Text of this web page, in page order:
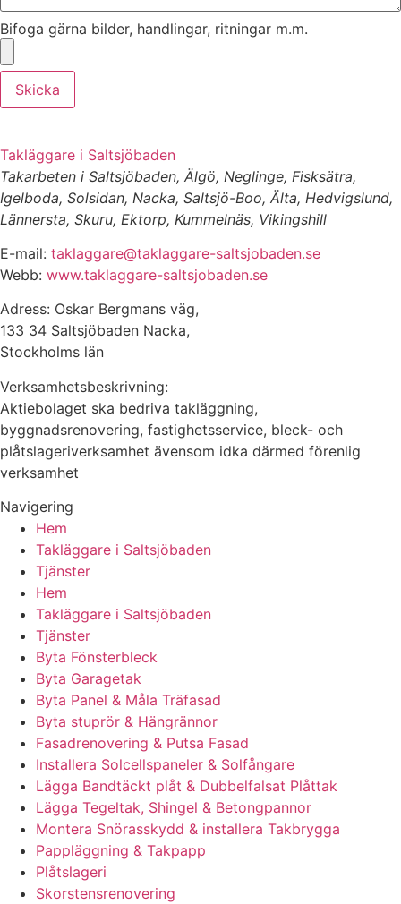
Bifoga gärna bilder, handlingar, ritningar m.m.
Skicka
Takläggare i Saltsjöbaden
Takarbeten i Saltsjöbaden, Älgö, Neglinge, Fisksätra,
Igelboda, Solsidan, Nacka, Saltsjö-Boo, Älta, Hedvigslund,
Lännersta, Skuru, Ektorp, Kummelnäs, Vikingshill
E-mail: taklaggare@taklaggare-saltsjobaden.se
Webb: www.taklaggare-saltsjobaden.se
Adress: Oskar Bergmans väg,
133 34 Saltsjöbaden Nacka,
Stockholms län
Verksamhetsbeskrivning:
Aktiebolaget ska bedriva takläggning,
byggnadsrenovering, fastighetsservice, bleck- och
plåtslageriverksamhet ävensom idka därmed förenlig
verksamhet
Navigering
Hem
Takläggare i Saltsjöbaden
Tjänster
Hem
Takläggare i Saltsjöbaden
Tjänster
Byta Fönsterbleck
Byta Garagetak
Byta Panel & Måla Träfasad
Byta stuprör & Hängrännor
Fasadrenovering & Putsa Fasad
Installera Solcellspaneler & Solfångare
Lägga Bandtäckt plåt & Dubbelfalsat Plåttak
Lägga Tegeltak, Shingel & Betongpannor
Montera Snörasskydd & installera Takbrygga
Pappläggning & Takpapp
Plåtslageri
Skorstensrenovering